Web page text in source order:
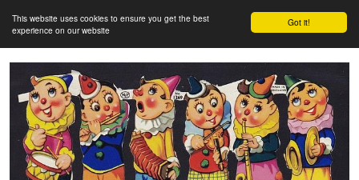
Got it!
This website uses cookies to ensure you get the best
experience on our website